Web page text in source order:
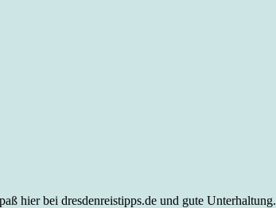
hier bei dresdenreistipps.de und gute Unterhaltung.